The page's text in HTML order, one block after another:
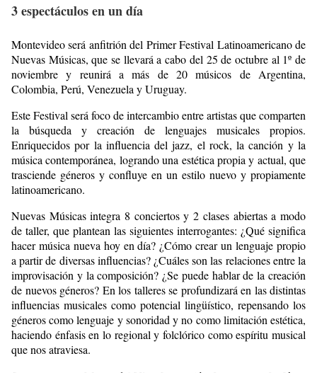
3 espectáculos en un día
Montevideo será anfitrión del Primer Festival Latinoamericano de
Nuevas Músicas, que se llevará a cabo del 25 de octubre al 1º de
noviembre y reunirá a más de 20 músicos de Argentina,
Colombia, Perú, Venezuela y Uruguay.
Este Festival será foco de intercambio entre artistas que comparten
la búsqueda y creación de lenguajes musicales propios.
Enriquecidos por la influencia del jazz, el rock, la canción y la
música contemporánea, logrando una estética propia y actual, que
trasciende géneros y confluye en un estilo nuevo y propiamente
latinoamericano.
Nuevas Músicas integra 8 conciertos y 2 clases abiertas a modo
de taller, que plantean las siguientes interrogantes: ¿Qué significa
hacer música nueva hoy en día? ¿Cómo crear un lenguaje propio
a partir de diversas influencias? ¿Cuáles son las relaciones entre la
improvisación y la composición? ¿Se puede hablar de la creación
de nuevos géneros? En los talleres se profundizará en las distintas
influencias musicales como potencial lingüístico, repensando los
géneros como lenguaje y sonoridad y no como limitación estética,
haciendo énfasis en lo regional y folclórico como espíritu musical
que nos atraviesa.